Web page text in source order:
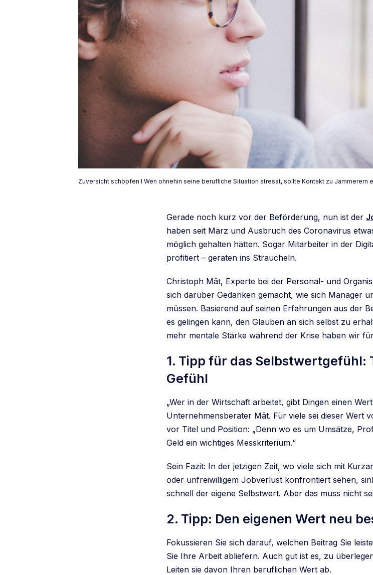
Zuversicht schöpfen I Wen ohnehin seine berufliche Situation stresst, sollte Kontakt zu Jammerern
Gerade noch kurz vor der Beförderung, nun ist der
haben seit März und Ausbruch des Coronavirus
möglich gehalten hätten. Sogar Mitarbeiter in der
profitiert – geraten ins Straucheln.
Christoph Mât, Experte bei der Personal- und
sich darüber Gedanken gemacht, wie sich Manager
müssen. Basierend auf seinen Erfahrungen aus der
es gelingen kann, den Glauben an sich selbst zu
mehr mentale Stärke während der Krise haben wir
1. Tipp für das Selbstwertgefühl:
Gefühl
„Wer in der Wirtschaft arbeitet, gibt Dingen einen
Unternehmensberater Mât. Für viele sei dieser Wert
vor Titel und Position: „Denn wo es um Umsätze,
Geld ein wichtiges Messkriterium.“
Sein Fazit: In der jetzigen Zeit, wo viele sich mit
oder unfreiwilligem Jobverlust konfrontiert sehen,
schnell der eigene Selbstwert. Aber das muss nicht
2. Tipp: Den eigenen Wert neu
Fokussieren Sie sich darauf, welchen Beitrag Sie
Sie Ihre Arbeit abliefern. Auch gut ist es, zu
Leiten sie davon Ihren beruflichen Wert ab.